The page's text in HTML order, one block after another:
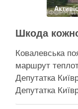
Ковалевська
маршрут
Депутатка
Депутатка
серпня